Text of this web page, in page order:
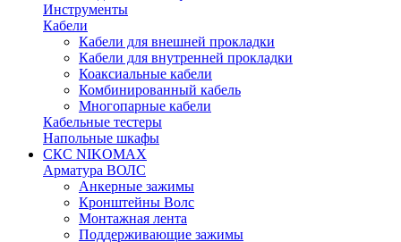
Инструменты
Кабели
Кабели для внешней прокладки
Кабели для внутренней прокладки
Коаксиальные кабели
Комбинированный кабель
Многопарные кабели
Кабельные тестеры
Напольные шкафы
СКС NIKOMAX
Арматура ВОЛС
Анкерные зажимы
Кронштейны Волс
Монтажная лента
Поддерживающие зажимы